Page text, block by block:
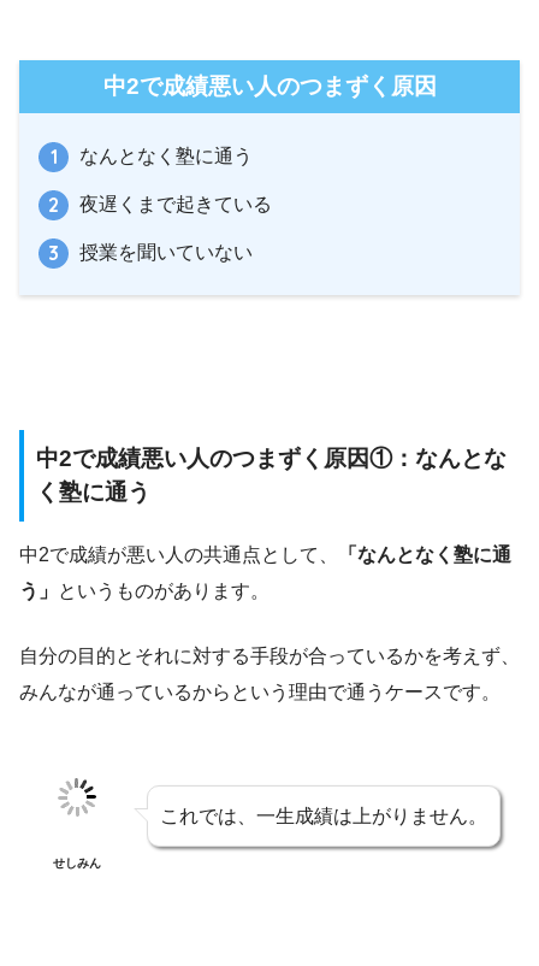
中2で成績悪い人のつまずく原因
なんとなく塾に通う
夜遅くまで起きている
授業を聞いていない
中2で成績悪い人のつまずく原因①：なんとな
く塾に通う
中2で成績が悪い人の共通点として、
「なんとなく塾に通
う」 というものがあります。
自分の目的とそれに対する手段が合っているかを考えず、
みんなが通っているからという理由で通うケースです。
せしみん
これでは、一生成績は上がりません。